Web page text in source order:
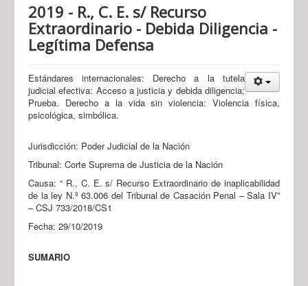
2019 - R., C. E. s/ Recurso
Extraordinario - Debida Diligencia -
Legítima Defensa
Estándares internacionales: Derecho a la tutela
judicial efectiva: Acceso a justicia y debida diligencia;
Prueba. Derecho a la vida sin violencia: Violencia física,
psicológica, simbólica.
Jurisdicción: Poder Judicial de la Nación
Tribunal: Corte Suprema de Justicia de la Nación
Causa: “ R., C. E. s/ Recurso Extraordinario de inaplicabilidad
de la ley N.º 63.006 del Tribunal de Casación Penal – Sala IV”
– CSJ 733/2018/CS1
Fecha: 29/10/2019
SUMARIO